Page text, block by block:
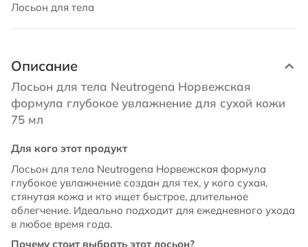
Лосьон для тела
Описание
Лосьон для тела Neutrogena Норвежская
формула глубокое увлажнение для сухой кожи
75 мл
Для кого этот продукт
Лосьон для тела Neutrogena Норвежская формула
глубокое увлажнение создан для тех, у кого сухая,
стянутая кожа и кто ищет быстрое, длительное
облегчение. Идеально подходит для ежедневного ухода
в любое время года.
Почему стоит выбрать этот лосьон?